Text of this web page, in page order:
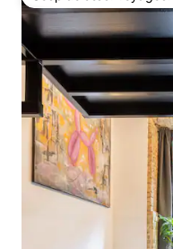
Coup de cœur